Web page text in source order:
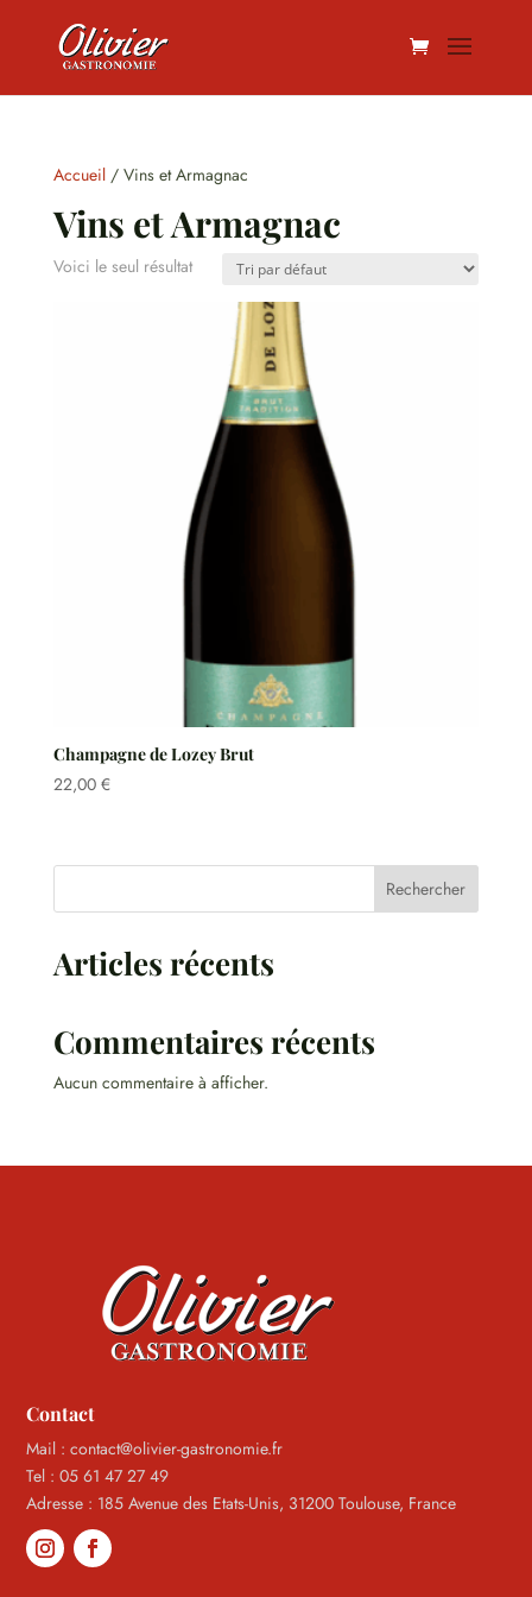
Accueil/ Vins et Armagnac
Vins et Armagnac
Voici le seul résultat
Champagne de Lozey Brut
22,00 €
Rechercher
Articles récents
Commentaires récents
Aucun commentaire à afficher.
Contact
Mail : contact@olivier-gastronomie.fr
Tel : 05 61 47 27 49
Adresse : 185 Avenue des Etats-Unis, 31200 Toulouse, France